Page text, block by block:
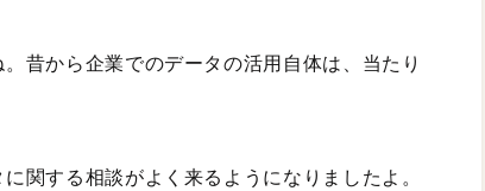
昔から企業でのデータの活用自体は、当たり
関する相談がよく来るようになりましたよ。